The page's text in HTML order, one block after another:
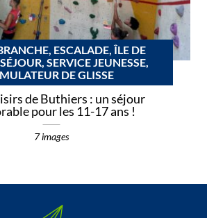
ESCALADE, ÎLE DE
SERVICE JEUNESSE,
DE GLISSE
de Buthiers : un séjour
pour les 11-17 ans !
7 images